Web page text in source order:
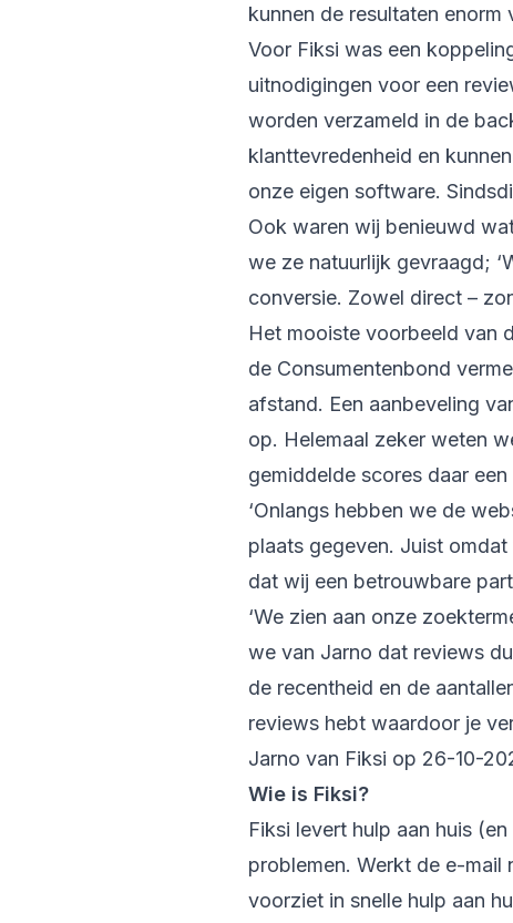
kunnen de resultaten enorm
Voor Fiksi was een
uitnodigingen voor een
worden verzameld in de
klanttevredenheid en
onze eigen software.
Ook waren wij benieuwd
we ze natuurlijk gevraagd;
conversie. Zowel direct –
Het mooiste voorbeeld van
de Consumentenbond
afstand. Een aanbeveling
op. Helemaal zeker weten
gemiddelde scores daar
‘Onlangs hebben we de
plaats gegeven. Juist
dat wij een betrouwbare
‘We zien aan onze
we van Jarno dat reviews
de recentheid en de
reviews hebt waardoor je
Jarno van Fiksi op 26-10-
Wie is Fiksi?
Fiksi levert hulp aan huis
problemen. Werkt de e-
voorziet in snelle hulp aan